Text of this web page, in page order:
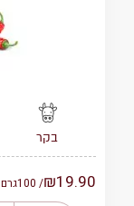
בקר
₪19.90
/ 100 גרם